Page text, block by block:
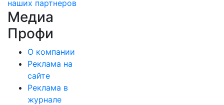
наших партнеров
Медиа
Профи
О компании
Реклама на
сайте
Реклама в
журнале